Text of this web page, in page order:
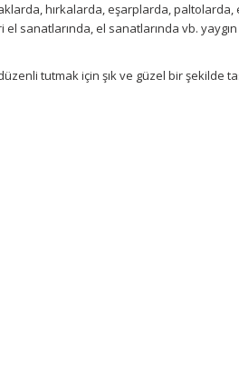
hırkalarda, eşarplarda, paltolarda,
sanatlarında, el sanatlarında vb.
tutmak için şık ve güzel bir şekilde